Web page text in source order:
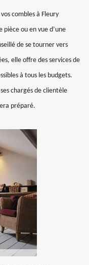
combles à Fleury
ou en vue d’une
de se tourner vers
elle offre des services de
à tous les budgets.
chargés de clientèle
préparé.